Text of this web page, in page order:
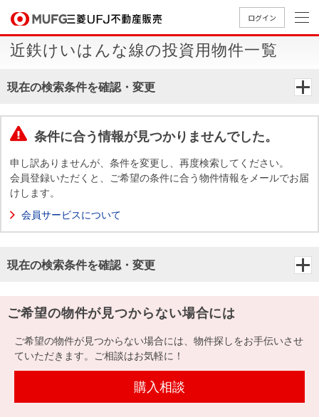
ログイン
買いたいTOP
中古
ショ
探す
新
建て
す
投
用
事業
件を
売りたいTOP
無
査
売
AI
売却
時手
金額
店舗案内TOP
店舗のご
都圏）
店舗のご
古屋）
店舗のご
会社情報TOP
ごあいさ
会社概
MUFG
ョン
沿革
本社地
図
ニュース
（電子ブ
採用情報TOP
新卒採用
キャリア
買いたい
売りたい
店舗案内
会社情報
採用情報
法人のお客さま
提携企業にお勤めの方
会員ページ
閉じる
近鉄けいはんな線の投資用物件一覧
現在の検索条件を確認・変更
条件に合う情報が見つかりませんでした。
申し訳ありませんが、条件を変更し、再度検索してください。
会員登録いただくと、ご希望の条件に合う物件情報をメールでお届
けします。
会員サービスについて
現在の検索条件を確認・変更
ご希望の物件が見つからない場合には
ご希望の物件が見つからない場合には、物件探しをお手伝いさせ
ていただきます。ご相談はお気軽に！
購入相談